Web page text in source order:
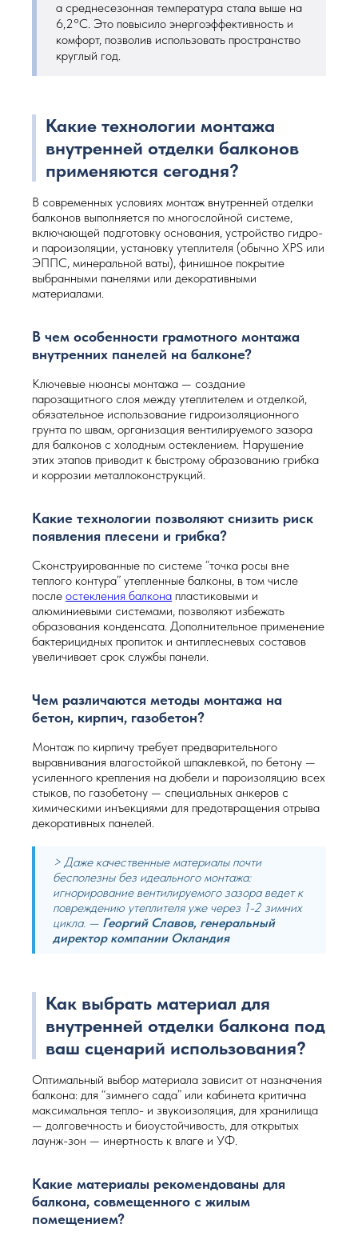
а среднесезонная температура стала выше на
6,2°C. Это повысило энергоэффективность и
комфорт, позволив использовать пространство
круглый год.
Какие технологии монтажа
внутренней отделки балконов
применяются сегодня?
В современных условиях монтаж внутренней отделки
балконов выполняется по многослойной системе,
включающей подготовку основания, устройство гидро-
и пароизоляции, установку утеплителя (обычно XPS или
ЭППС, минеральной ваты), финишное покрытие
выбранными панелями или декоративными
материалами.
В чем особенности грамотного монтажа
внутренних панелей на балконе?
Ключевые нюансы монтажа — создание
парозащитного слоя между утеплителем и отделкой,
обязательное использование гидроизоляционного
грунта по швам, организация вентилируемого зазора
для балконов с холодным остеклением. Нарушение
этих этапов приводит к быстрому образованию грибка
и коррозии металлоконструкций.
Какие технологии позволяют снизить риск
появления плесени и грибка?
Сконструированные по системе “точка росы вне
теплого контура” утепленные балконы, в том числе
после остекления балкона пластиковыми и
алюминиевыми системами, позволяют избежать
образования конденсата. Дополнительное применение
бактерицидных пропиток и антиплесневых составов
увеличивает срок службы панели.
Чем различаются методы монтажа на
бетон, кирпич, газобетон?
Монтаж по кирпичу требует предварительного
выравнивания влагостойкой шпаклевкой, по бетону —
усиленного крепления на дюбели и пароизоляцию всех
стыков, по газобетону — специальных анкеров с
химическими инъекциями для предотвращения отрыва
декоративных панелей.
> Даже качественные материалы почти
бесполезны без идеального монтажа:
игнорирование вентилируемого зазора ведет к
повреждению утеплителя уже через 1-2 зимних
цикла. — Георгий Славов, генеральный
директор компании Окландия
Как выбрать материал для
внутренней отделки балкона под
ваш сценарий использования?
Оптимальный выбор материала зависит от назначения
балкона: для “зимнего сада” или кабинета критична
максимальная тепло- и звукоизоляция, для хранилища
— долговечность и биоустойчивость, для открытых
лаунж-зон — инертность к влаге и УФ.
Какие материалы рекомендованы для
балкона, совмещенного с жилым
помещением?